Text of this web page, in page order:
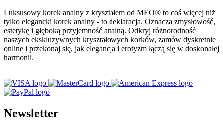
Luksusowy korek analny z kryształem od MEO® to coś więcej niż
tylko elegancki korek analny - to deklaracja. Oznacza zmysłowość,
estetykę i głęboką przyjemność analną. Odkryj różnorodność
naszych ekskluzywnych kryształowych korków, zamów dyskretnie
online i przekonaj się, jak elegancja i erotyzm łączą się w doskonałej
harmonii.
Newsletter